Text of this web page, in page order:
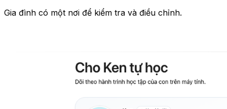
Gia đình có một nơi để kiểm tra và điều chỉnh.